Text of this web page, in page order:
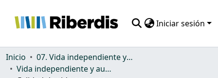
Iniciar sesión
Comunidades
Inicio
07. Vida independiente y autonomía personal
Vida independiente y autonomía personal